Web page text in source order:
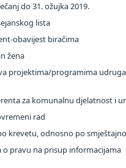
do 31. ožujka 2019.
lista
obavijest biračima
žena
projektima/programima
za komunalnu djelatnost i
rad
krevetu, odnosno po
o pravu na prisup informacijama